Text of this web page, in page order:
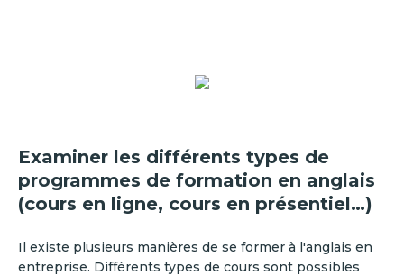
Examiner les différents types de
programmes de formation en anglais
(cours en ligne, cours en présentiel…)
Il existe plusieurs manières de se former à l'anglais en
entreprise. Différents types de cours sont possibles